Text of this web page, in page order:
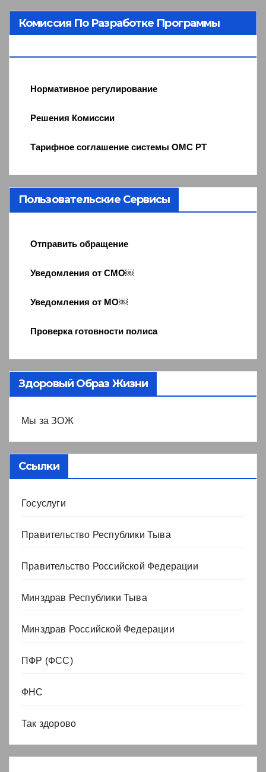
Комиссия По Разработке Программы
Нормативное регулирование
Решения Комиссии
Тарифное соглашение системы ОМС РТ
Пользовательские Сервисы
Отправить обращение
Уведомления от СМО￼
Уведомления от МО￼
Проверка готовности полиса
Здоровый Образ Жизни
Мы за ЗОЖ
Ссылки
Госуслуги
Правительство Республики Тыва
Правительство Российской Федерации
Минздрав Республики Тыва
Минздрав Российской Федерации
ПФР (ФСС)
ФНС
Так здорово